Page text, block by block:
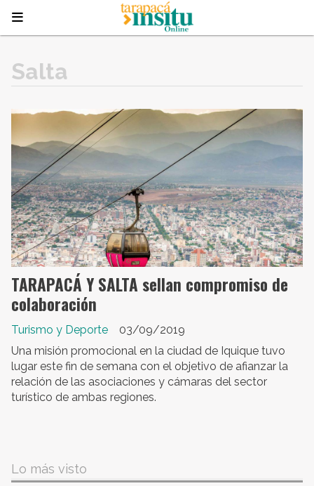
Salta
TARAPACÁ Y SALTA sellan compromiso de
colaboración
Turismo y Deporte
03/09/2019
Una misión promocional en la ciudad de Iquique tuvo
lugar este fin de semana con el objetivo de afianzar la
relación de las asociaciones y cámaras del sector
turístico de ambas regiones.
Lo más visto